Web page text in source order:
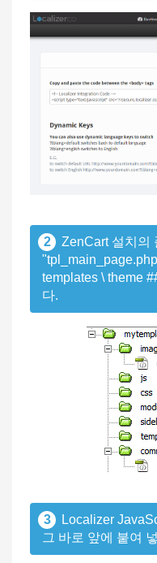
2
ZenCart 설치의
templates \ theme
다.
3
Localizer
그 바로 앞에 붙여